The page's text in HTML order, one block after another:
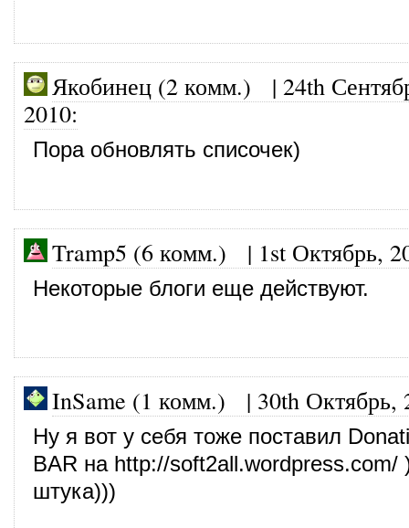
Якобинец (2 комм.) | 24th
2010:
Пора обновлять списочек)
Tramp5 (6 комм.) | 1st Октябрь,
Некоторые блоги еще действуют.
InSame (1 комм.) | 30th Октябрь,
Ну я вот у себя тоже поставил
BAR на http://soft2all.wordpress.com/
штука)))